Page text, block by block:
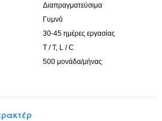
Διαπραγματεύσιμα
Γυμνό
30-45 ημέρες εργασίας
T / T, L / C
500 μονάδα/μήνας